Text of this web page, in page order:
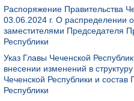
ДОКУМЕНТЫ
ПРЕСС-ЦЕНТР
ПРОТИВОДЕЙСТВИЕ
АНТИТЕРРОР
Распоряжение Правительства
03.06.2024 г. О распределении
заместителями Председателя
Республики
Указ Главы Чеченской
внесении изменений в
Чеченской Республики и состав
Республики